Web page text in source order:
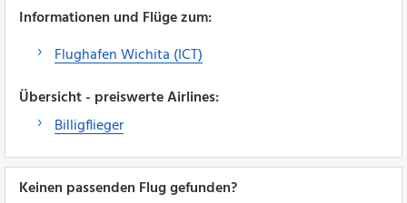
Informationen und Flüge zum:
Flughafen Wichita (ICT)
Übersicht - preiswerte Airlines:
Billigflieger
Keinen passenden Flug gefunden?